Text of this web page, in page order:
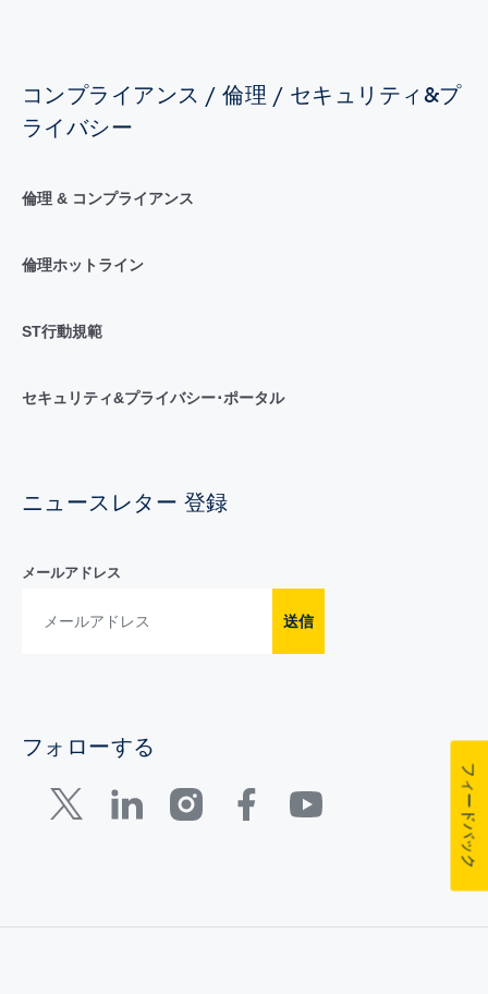
コンプライアンス / 倫理 / セキュリティ&プ
ライバシー
倫理 & コンプライアンス
倫理ホットライン
ST行動規範
セキュリティ&プライバシー･ポータル
ニュースレター 登録
メールアドレス
送信
フォローする
フィードバック